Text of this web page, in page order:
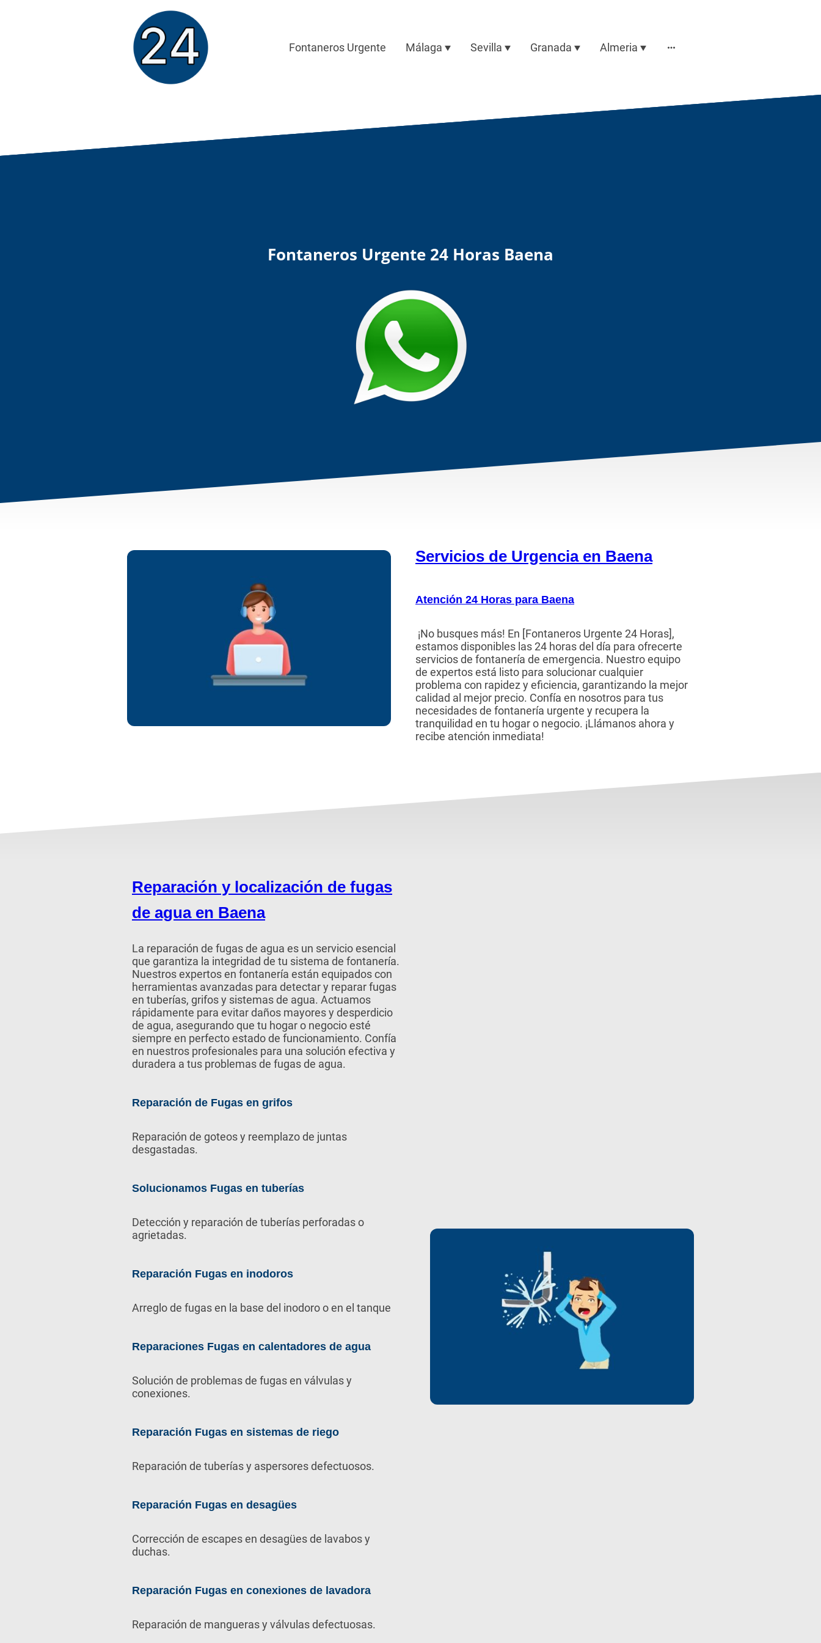
Fontaneros Urgente Málaga Sevilla Granada Almeria
Fontaneros Urgente 24 Horas Baena
Servicios de Urgencia en Baena
Atención 24 Horas para Baena
¡No busques más! En [Fontaneros Urgente 24 Horas],
estamos disponibles las 24 horas del día para ofrecerte
servicios de fontanería de emergencia. Nuestro equipo
de expertos está listo para solucionar cualquier
problema con rapidez y eficiencia, garantizando la mejor
calidad al mejor precio. Confía en nosotros para tus
necesidades de fontanería urgente y recupera la
tranquilidad en tu hogar o negocio. ¡Llámanos ahora y
recibe atención inmediata!
Reparación y localización de fugas
de agua en Baena
La reparación de fugas de agua es un servicio esencial
que garantiza la integridad de tu sistema de fontanería.
Nuestros expertos en fontanería están equipados con
herramientas avanzadas para detectar y reparar fugas
en tuberías, grifos y sistemas de agua. Actuamos
rápidamente para evitar daños mayores y desperdicio
de agua, asegurando que tu hogar o negocio esté
siempre en perfecto estado de funcionamiento. Confía
en nuestros profesionales para una solución efectiva y
duradera a tus problemas de fugas de agua.
Reparación de Fugas en grifos
Reparación de goteos y reemplazo de juntas
desgastadas.
Solucionamos Fugas en tuberías
Detección y reparación de tuberías perforadas o
agrietadas.
Reparación Fugas en inodoros
Arreglo de fugas en la base del inodoro o en el tanque
Reparaciones Fugas en calentadores de agua
Solución de problemas de fugas en válvulas y
conexiones.
Reparación Fugas en sistemas de riego
Reparación de tuberías y aspersores defectuosos.
Reparación Fugas en desagües
Corrección de escapes en desagües de lavabos y
duchas.
Reparación Fugas en conexiones de lavadora
Reparación de mangueras y válvulas defectuosas.